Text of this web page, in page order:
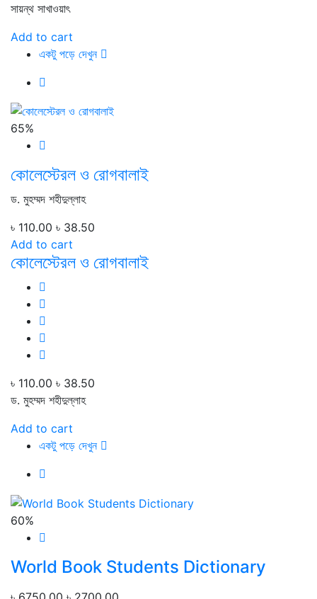
সায়ন্থ সাখাওয়াৎ
Add to cart
একটু পড়ে দেখুন
65%
কোলেস্টেরল ও রোগবালাই
ড. মুহম্মদ শহীদুল্লাহ
৳ 110.00 ৳ 38.50
Add to cart
কোলেস্টেরল ও রোগবালাই
৳ 110.00 ৳ 38.50
ড. মুহম্মদ শহীদুল্লাহ
Add to cart
একটু পড়ে দেখুন
60%
World Book Students Dictionary